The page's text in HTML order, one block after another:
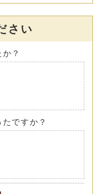
さい
？
ですか？